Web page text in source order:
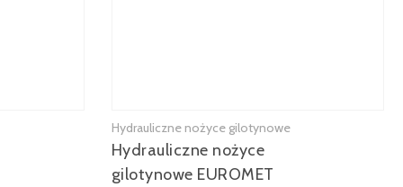
Hydrauliczne nożyce gilotynowe
Hydrauliczne nożyce
gilotynowe EUROMET